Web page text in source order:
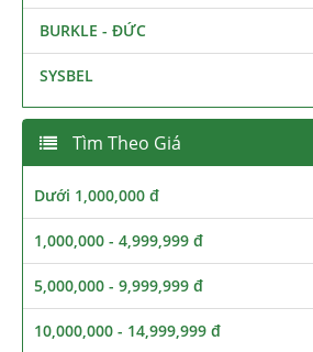
BURKLE - ĐỨC
SYSBEL
Tìm Theo Giá
Dưới 1,000,000 đ
1,000,000 - 4,999,999 đ
5,000,000 - 9,999,999 đ
10,000,000 - 14,999,999 đ